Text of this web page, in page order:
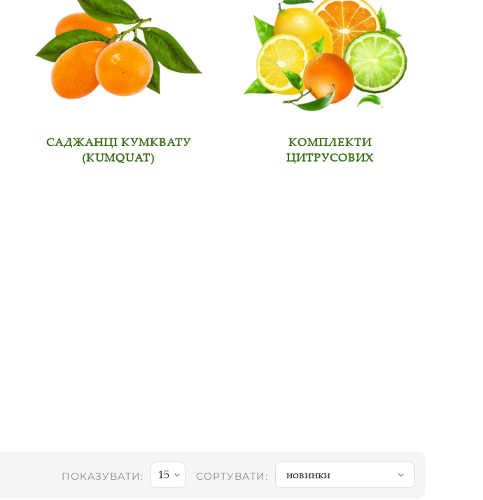
САДЖАНЦІ КУМКВАТУ
(KUMQUAT)
КОМПЛЕКТИ
ЦИТРУСОВИХ
ПОКАЗУВАТИ: 15 СОРТУВАТИ: новинки